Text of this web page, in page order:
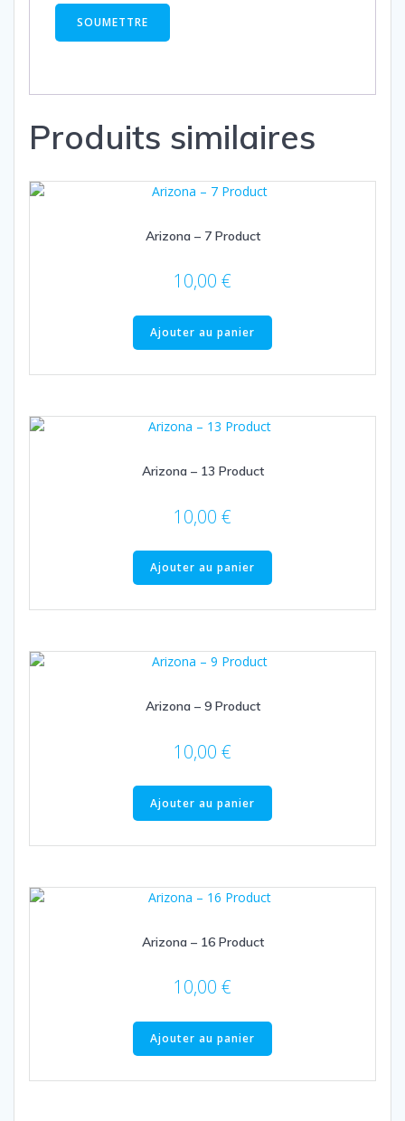
Produits similaires
Arizona – 7 Product
10,00 €
Ajouter au panier
Arizona – 13 Product
10,00 €
Ajouter au panier
Arizona – 9 Product
10,00 €
Ajouter au panier
Arizona – 16 Product
10,00 €
Ajouter au panier